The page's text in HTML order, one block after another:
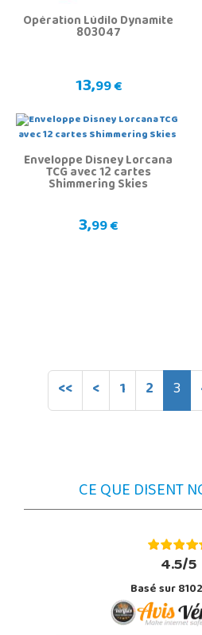
Opération Lúdilo Dynamite
803047
13,99 €
Enveloppe Disney Lorcana
TCG avec 12 cartes
Shimmering Skies
3,99 €
<< < 1 2 3
CE QUE DISENT
4.5/5
Basé sur